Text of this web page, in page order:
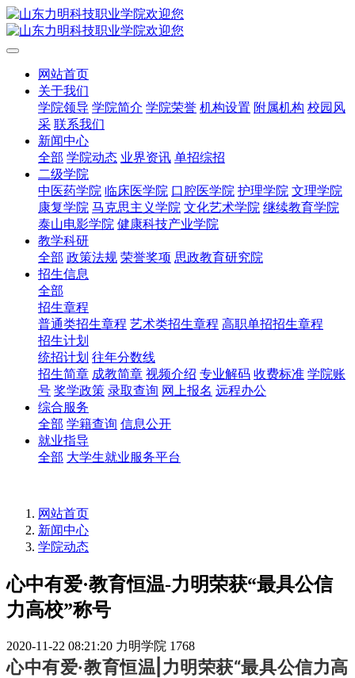
网站首页
关于我们
学院领导 学院简介 学院荣誉 机构设置 附属机构 校园风
采 联系我们
新闻中心
全部 学院动态 业界资讯 单招综招
二级学院
中医药学院 临床医学院 口腔医学院 护理学院 文理学院
康复学院 马克思主义学院 文化艺术学院 继续教育学院
泰山电影学院 健康科技产业学院
教学科研
全部 政策法规 荣誉奖项 思政教育研究院
招生信息
全部
招生章程
普通类招生章程 艺术类招生章程 高职单招招生章程
招生计划
统招计划 往年分数线
招生简章 成教简章 视频介绍 专业解码 收费标准 学院账
号 奖学政策 录取查询 网上报名 远程办公
综合服务
全部 学籍查询 信息公开
就业指导
全部 大学生就业服务平台
网站首页
新闻中心
学院动态
心中有爱·教育恒温-力明荣获“最具公信
力高校”称号
2020-11-22 08:21:20 力明学院 1768
心中有爱·教育恒温|力明荣获“最具公信力高